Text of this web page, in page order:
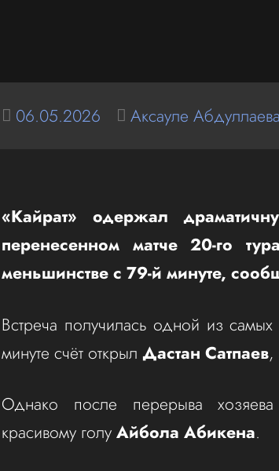
06.05.2026 Аксауле Абдуллаева
«Кайрат» одержал
перенесенном матче 20-го
меньшинстве с 79-й минуте,
Встреча получилась одной из
минуте счёт открылДастан Сатпаев,
Однако после перерыва
красивому голуАйбола Абикена.